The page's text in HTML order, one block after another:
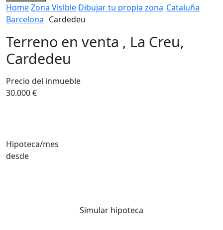
HomeZona Vislble Dibujar tu propia zona Cataluña
Barcelona Cardedeu
Terreno en venta , La Creu,
Cardedeu
Precio del inmueble
30.000 €
Hipoteca/mes
desde
Simular hipoteca